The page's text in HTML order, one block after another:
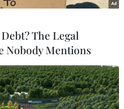
#Tìm thấy thi thể
The Legal
Nobody Mentions